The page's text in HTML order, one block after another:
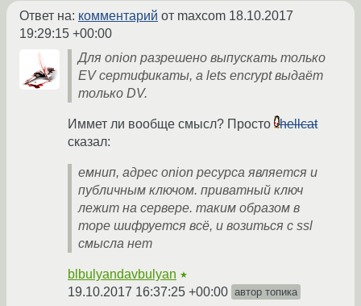
Ответ на: комментарий от maxcom 18.10.2017
19:29:15 +00:00
Для onion разрешено выпускать только
EV сертификаты, а lets encrypt выдаёт
только DV.
Иммет ли вообще смысл? Просто
hellcat
сказал:
емнип, адрес onion ресурса является и
публичным ключом. приватный ключ
лежит на сервере. таким образом в
торе шифруется всё, и возиться с ssl
смысла нет
blbulyandavbulyan ★
19.10.2017 16:37:25 +00:00 автор топика